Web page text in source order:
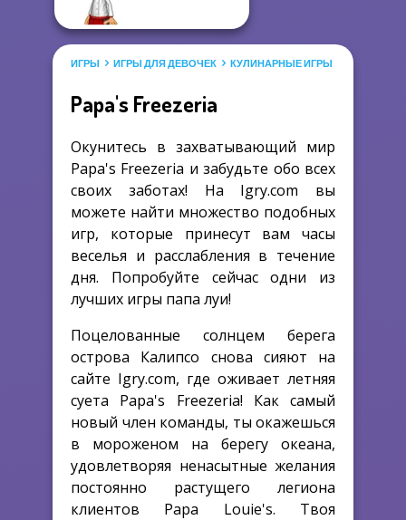
ИГРЫ ИГРЫ ДЛЯ ДЕВОЧЕК КУЛИНАРНЫЕ ИГРЫ ИГРЫ
Papa's Freezeria
Окунитесь в захватывающий мир
Papa's Freezeria и забудьте обо всех
своих заботах! На Igry.com вы
можете найти множество подобных
игр, которые принесут вам часы
веселья и расслабления в течение
дня. Попробуйте сейчас одни из
лучших игры папа луи!
Поцелованные солнцем берега
острова Калипсо снова сияют на
сайте Igry.com, где оживает летняя
суета Papa's Freezeria! Как самый
новый член команды, ты окажешься
в мороженом на берегу океана,
удовлетворяя ненасытные желания
постоянно растущего легиона
клиентов Papa Louie's. Твоя